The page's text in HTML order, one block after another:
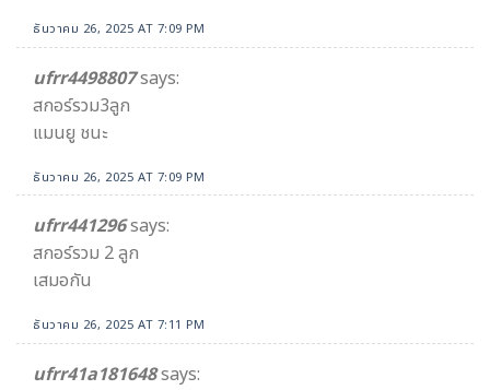
ธันวาคม 26, 2025 AT 7:09 PM
ufrr4498807says:
สกอร์รวม3ลูก
แมนยู ชนะ
ธันวาคม 26, 2025 AT 7:09 PM
ufrr441296says:
สกอร์รวม 2 ลูก
เสมอกัน
ธันวาคม 26, 2025 AT 7:11 PM
ufrr41a181648says: